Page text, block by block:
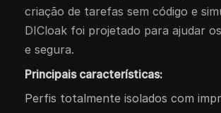
criação de tarefas sem código e
DICloak foi projetado para ajudar
e segura.
Principais características:
Perfis totalmente isolados com